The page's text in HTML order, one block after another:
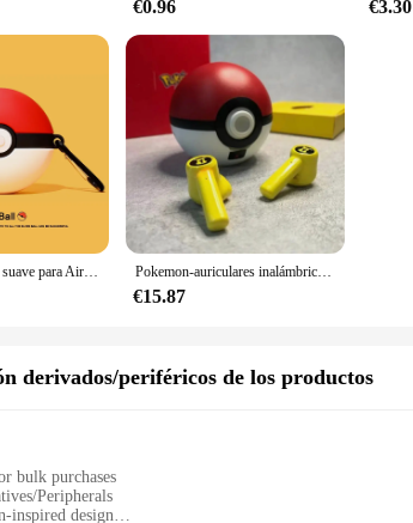
€0.96 €3.30
Funda de silicona suave para Airpods Pro 2, bonita funda de Anime de dibujos animados en 3D para Airpods Pro, niños Pokemon-auriculares inalámbricos Pikachu 5,0, cascos deportivos con Bluetooth, reducción de ruido, Control táctil, micrófono, regalo Universal
€15.87
derivados/periféricos de los productos
bulk purchases
Peripherals
inspired design